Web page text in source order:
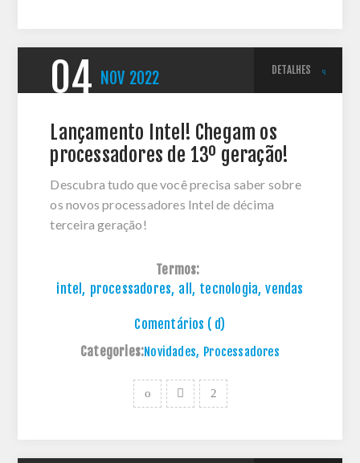
04 NOV 2022 DETALHES
Lançamento Intel! Chegam os
processadores de 13º geração!
Descubra tudo que você precisa saber sobre
os novos processadores Intel de décima
terceira geração!
Termos:
intel , processadores, all , tecnologia, vendas
Comentários ( d)
Categories:Novidades, Processadores